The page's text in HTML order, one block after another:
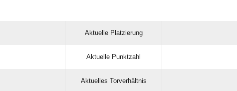
Aktuelle Platzierung
Aktuelle Punktzahl
Aktuelles Torverhältnis